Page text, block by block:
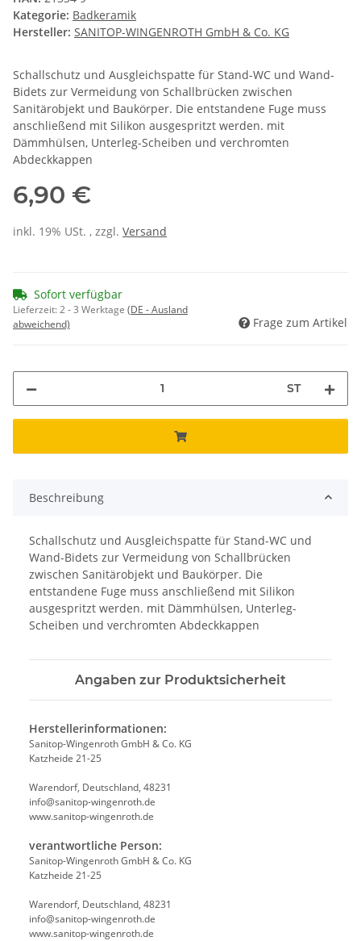
Kategorie: Badkeramik
Hersteller: SANITOP-WINGENROTH GmbH & Co. KG
Schallschutz und Ausgleichspatte für Stand-WC und Wand-
Bidets zur Vermeidung von Schallbrücken zwischen
Sanitärobjekt und Baukörper. Die entstandene Fuge muss
anschließend mit Silikon ausgespritzt werden. mit
Dämmhülsen, Unterleg-Scheiben und verchromten
Abdeckkappen
6,90 €
inkl. 19% USt. , zzgl. Versand
Sofort verfügbar
Lieferzeit:2 - 3 Werktage (DE - Ausland
abweichend)
Frage zum Artikel
ST
Beschreibung
Schallschutz und Ausgleichspatte für Stand-WC und
Wand-Bidets zur Vermeidung von Schallbrücken
zwischen Sanitärobjekt und Baukörper. Die
entstandene Fuge muss anschließend mit Silikon
ausgespritzt werden. mit Dämmhülsen, Unterleg-
Scheiben und verchromten Abdeckkappen
Angaben zur Produktsicherheit
Herstellerinformationen:
Sanitop-Wingenroth GmbH & Co. KG
Katzheide 21-25
Warendorf, Deutschland, 48231
info@sanitop-wingenroth.de
www.sanitop-wingenroth.de
verantwortliche Person:
Sanitop-Wingenroth GmbH & Co. KG
Katzheide 21-25
Warendorf, Deutschland, 48231
info@sanitop-wingenroth.de
www.sanitop-wingenroth.de